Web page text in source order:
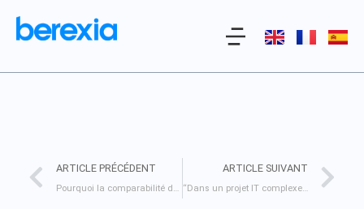
ARTICLE PRÉCÉDENT
Pourquoi la comparabilité des données ESG reste un enjeu majeur ?
ARTICLE SUIVANT
“Dans un projet IT complexe : la donnée est un actif stratégique, pas un sous-produit” – Décryptage du projet Alpha